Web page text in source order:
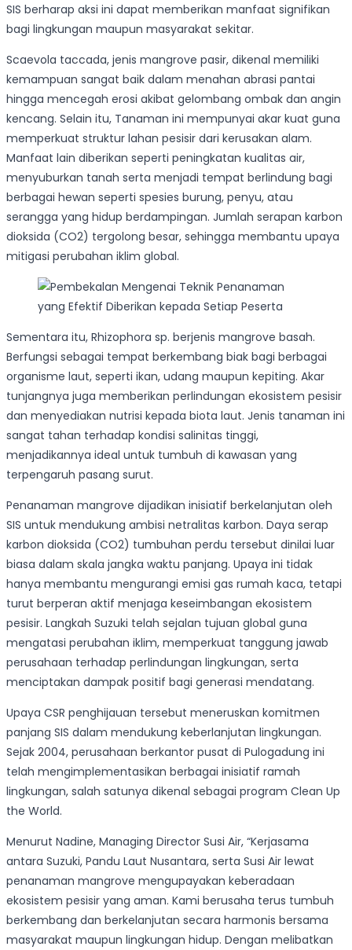
SIS berharap aksi ini dapat memberikan manfaat signifikan
bagi lingkungan maupun masyarakat sekitar.
Scaevola taccada, jenis mangrove pasir, dikenal memiliki
kemampuan sangat baik dalam menahan abrasi pantai
hingga mencegah erosi akibat gelombang ombak dan angin
kencang. Selain itu, Tanaman ini mempunyai akar kuat guna
memperkuat struktur lahan pesisir dari kerusakan alam.
Manfaat lain diberikan seperti peningkatan kualitas air,
menyuburkan tanah serta menjadi tempat berlindung bagi
berbagai hewan seperti spesies burung, penyu, atau
serangga yang hidup berdampingan. Jumlah serapan karbon
dioksida (CO2) tergolong besar, sehingga membantu upaya
mitigasi perubahan iklim global.
Sementara itu, Rhizophora sp. berjenis mangrove basah.
Berfungsi sebagai tempat berkembang biak bagi berbagai
organisme laut, seperti ikan, udang maupun kepiting. Akar
tunjangnya juga memberikan perlindungan ekosistem pesisir
dan menyediakan nutrisi kepada biota laut. Jenis tanaman ini
sangat tahan terhadap kondisi salinitas tinggi,
menjadikannya ideal untuk tumbuh di kawasan yang
terpengaruh pasang surut.
Penanaman mangrove dijadikan inisiatif berkelanjutan oleh
SIS untuk mendukung ambisi netralitas karbon. Daya serap
karbon dioksida (CO2) tumbuhan perdu tersebut dinilai luar
biasa dalam skala jangka waktu panjang. Upaya ini tidak
hanya membantu mengurangi emisi gas rumah kaca, tetapi
turut berperan aktif menjaga keseimbangan ekosistem
pesisir. Langkah Suzuki telah sejalan tujuan global guna
mengatasi perubahan iklim, memperkuat tanggung jawab
perusahaan terhadap perlindungan lingkungan, serta
menciptakan dampak positif bagi generasi mendatang.
Upaya CSR penghijauan tersebut meneruskan komitmen
panjang SIS dalam mendukung keberlanjutan lingkungan.
Sejak 2004, perusahaan berkantor pusat di Pulogadung ini
telah mengimplementasikan berbagai inisiatif ramah
lingkungan, salah satunya dikenal sebagai program Clean Up
the World.
Menurut Nadine, Managing Director Susi Air, “Kerjasama
antara Suzuki, Pandu Laut Nusantara, serta Susi Air lewat
penanaman mangrove mengupayakan keberadaan
ekosistem pesisir yang aman. Kami berusaha terus tumbuh
berkembang dan berkelanjutan secara harmonis bersama
masyarakat maupun lingkungan hidup. Dengan melibatkan